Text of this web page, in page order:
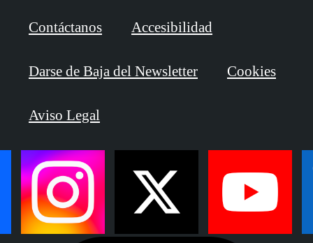
Contáctanos Accesibilidad
Darse de Baja del Newsletter Cookies
Aviso Legal